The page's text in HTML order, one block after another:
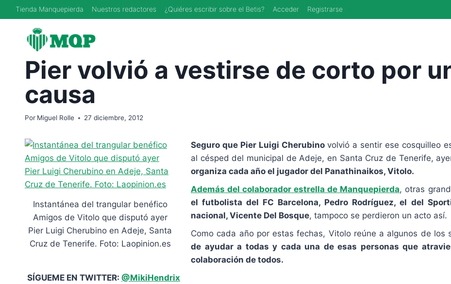
Saltar
al
contenido
Tienda Manquepierda Nuestros redactores ¿Quiéres escribir sobre el Betis? Acceder Registrarse
Pier volvió a vestirse de corto por
causa
Por Miguel Rolle 27 diciembre, 2012
Instantánea del trangular benéfico
Amigos de Vitolo que disputó ayer
Pier Luigi Cherubino en Adeje, Santa
Cruz de Tenerife. Foto: Laopinion.es
Seguro que Pier Luigi Cherubinovolvió a sentir ese cosquilleo
al césped del municipal de Adeje, en Santa Cruz de Tenerife,
organiza cada año el jugador del Panathinaikos, Vitolo.
Además del colaborador estrella de Manquepierda, otras
el futbolista del FC Barcelona, Pedro Rodríguez, el del
nacional, Vicente Del Bosque, tampoco se perdieron un acto así.
Como cada año por estas fechas, Vitolo reúne a algunos de
de ayudar a todas y cada una de esas personas que
colaboración de todos.
SÍGUEME EN TWITTER: @MikiHendrix